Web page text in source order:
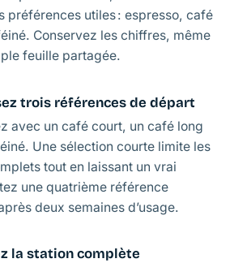
préférences utiles : espresso, café
Conservez les chiffres, même
feuille partagée.
trois références de départ
avec un café court, un café long
Une sélection courte limite les
tout en laissant un vrai
une quatrième référence
deux semaines d’usage.
la station complète